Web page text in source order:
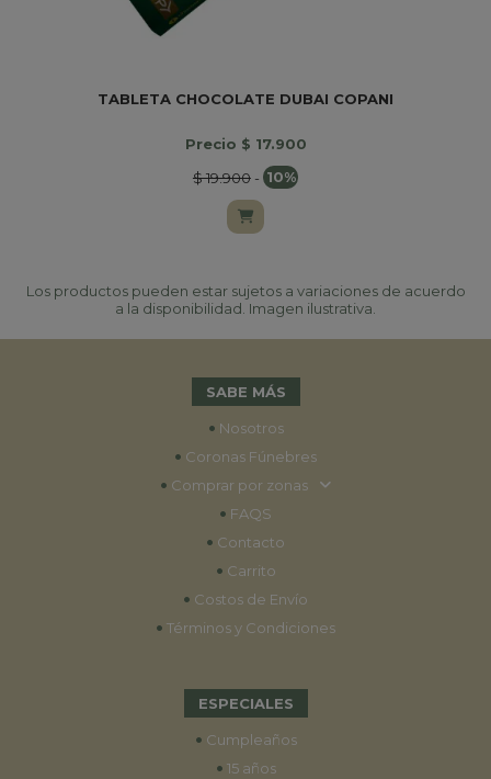
TABLETA CHOCOLATE DUBAI COPANI
Precio $ 17.900
$ 19.900- 10%
Los productos pueden estar sujetos a variaciones de acuerdo
a la disponibilidad. Imagen ilustrativa.
SABE MÁS
• Nosotros
• Coronas Fúnebres
• Comprar por zonas
• FAQS
• Contacto
• Carrito
• Costos de Envío
• Términos y Condiciones
ESPECIALES
• Cumpleaños
• 15 años